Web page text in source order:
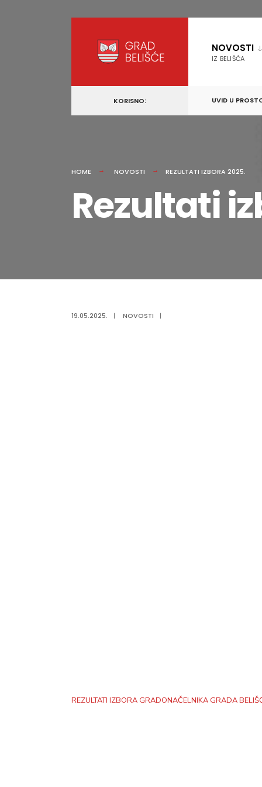
content
NOVOSTI
IZ BELIŠĆA
KORISNO: UVID U
HOME NOVOSTI REZULTATI IZBORA 2025.
Rezultati
19.05.2025. | NOVOSTI |
REZULTATI IZBORA GRADONAČELNIKA GRADA